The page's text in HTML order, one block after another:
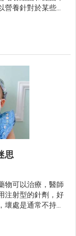
養針對於某些人
思
物可以治療，醫師
注射型的針劑，好
壞處是通常不持